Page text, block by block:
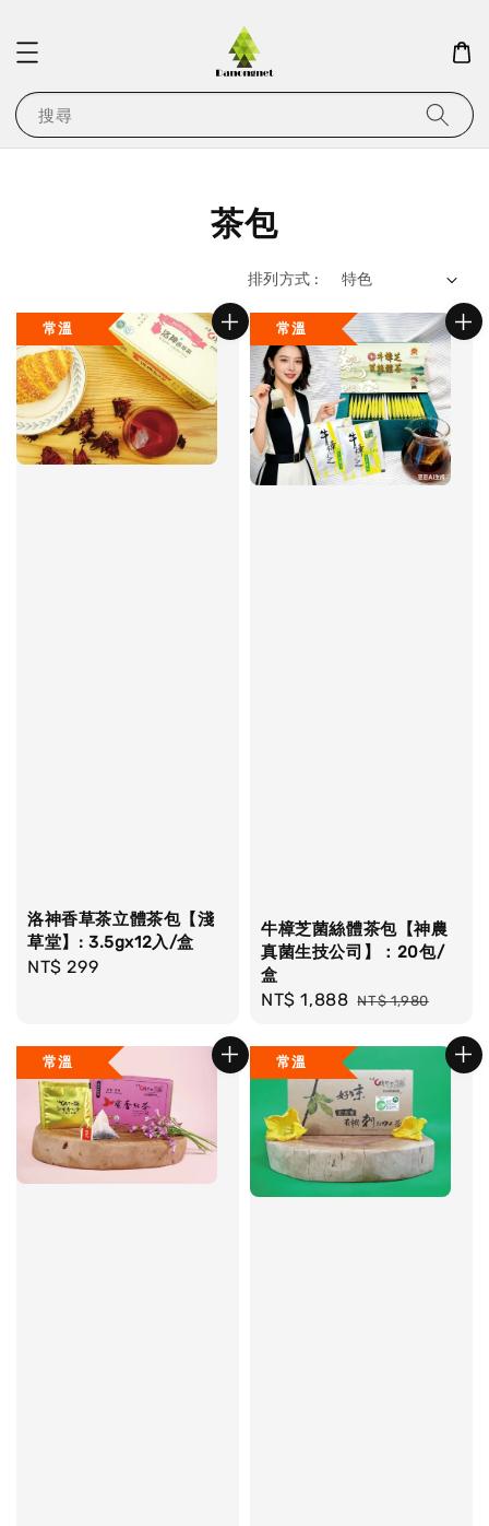
搜尋
茶包
排列方式 :
常溫
洛神香草茶立體茶包【淺
草堂】: 3.5gx12入/盒
Regular
NT$ 299
常溫
牛樟芝菌絲體茶包【神農
真菌生技公司】：20包/
盒
Sale
NT$ 1,888 Regular
NT$ 1,980
常溫 常溫